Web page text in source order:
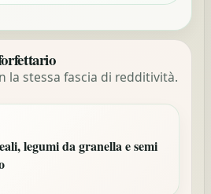
la stessa fascia di redditività.
legumi da granella e semi